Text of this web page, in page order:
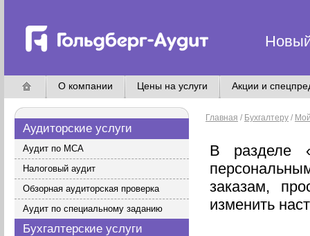
О компании Цены на услуги Акции и
Аудиторские услуги
Аудит по МСА
Налоговый аудит
Обзорная аудиторская проверка
Аудит по специальному заданию
Бухгалтерские услуги
Главная / Бухгалтеру /
В разделе
заказам,
изменить